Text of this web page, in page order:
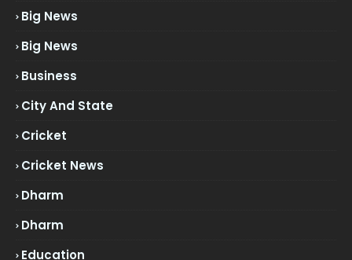
Big News
Big News
Business
City And State
Cricket
Cricket News
Dharm
Dharm
Education